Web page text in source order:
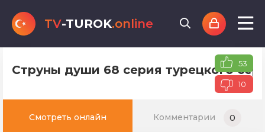
TV-TUROK.online
Струны души 68 серия турецкого 53
10
Смотреть онлайн Комментарии 0